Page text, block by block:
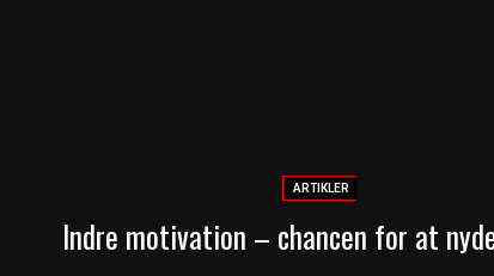
ARTIKLER
Indre motivation – chancen for at